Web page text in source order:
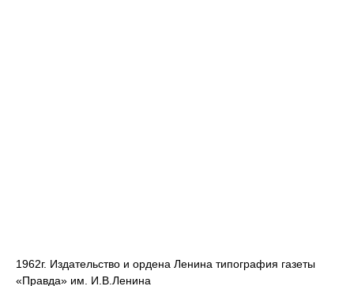
1962г. Издательство и ордена Ленина типография газеты
«Правда» им. И.В.Ленина